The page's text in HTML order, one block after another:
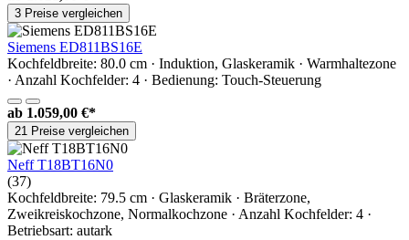
3 Preise vergleichen
Siemens ED811BS16E
Kochfeldbreite: 80.0 cm · Induktion, Glaskeramik · Warmhaltezone
· Anzahl Kochfelder: 4 · Bedienung: Touch-Steuerung
ab 1.059,00 €*
21 Preise vergleichen
Neff T18BT16N0
(37)
Kochfeldbreite: 79.5 cm · Glaskeramik · Bräterzone,
Zweikreiskochzone, Normalkochzone · Anzahl Kochfelder: 4 ·
Betriebsart: autark